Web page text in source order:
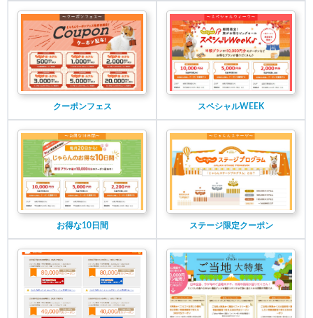
クーポンフェス スペシャルWEEK
お得な10日間 ステージ限定クーポン